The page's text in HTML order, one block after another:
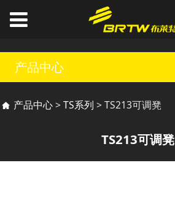
产品中心
TS213可调凳
产品中心>TS系列 >TS213可调凳
TS213可调凳